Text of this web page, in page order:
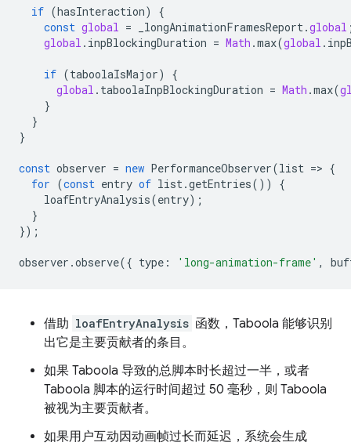
if (hasInteraction)
{
const global = _longAnimationFramesReport .global
global . inpBlockingDuration = Math .max(global .
if (taboolaIsMajor)
{
global . taboolaInpBlockingDuration = Math .max(
}
}
}
const observer = new PerformanceObserver(list => {
for (const entry of list .getEntries())
{
loafEntryAnalysis(entry);
}
});
observer .observe({ type : 'long-animation-frame' ,
借助 loafEntryAnalysis 函数，Taboola 能够识别
出它是主要贡献者的条目。
如果 Taboola 导致的总脚本时长超过一半，或者
Taboola 脚本的运行时间超过 50 毫秒，则 Taboola
被视为主要贡献者。
如果用户互动因动画帧过长而延迟，系统会生成